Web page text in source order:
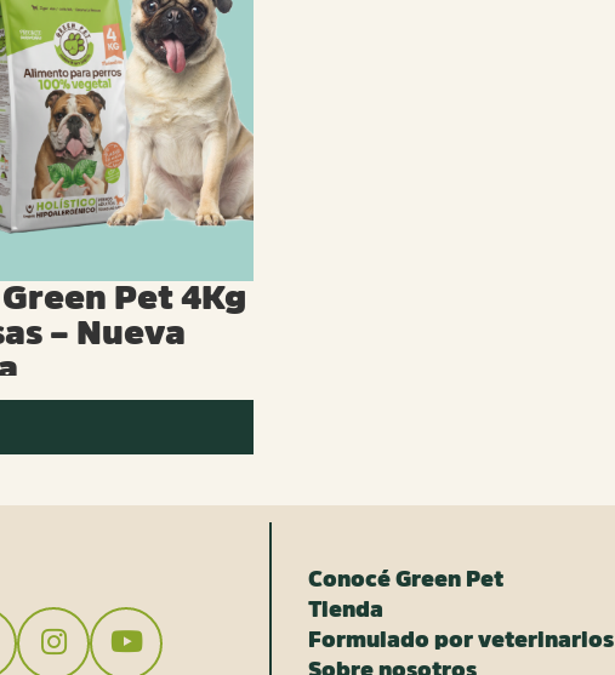
Pet 4Kg
– Nueva
Conocé Green Pet
Tienda
Formulado por veterinarios
Sobre nosotros